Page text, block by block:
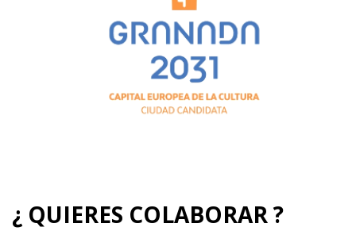
¿ QUIERES COLABORAR ?